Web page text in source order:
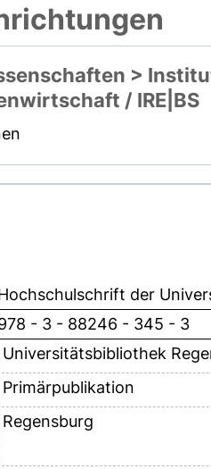
>
/ IRE|BS
der
- 3 - 88246 - 345 - 3
Universitätsbibliothek
Primärpublikation
Regensburg